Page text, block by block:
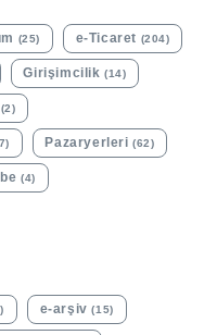
(25) e-Ticaret (204)
Girişimcilik (14)
(2)
Pazaryerleri (62)
(4)
e-arşiv (15)